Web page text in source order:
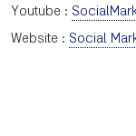
Youtube :
Website : Social